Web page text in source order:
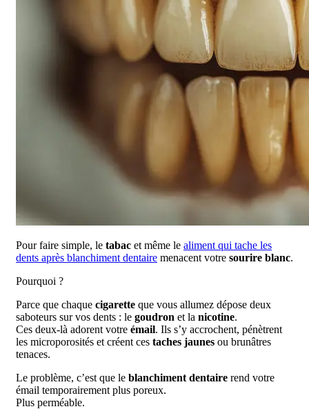
Pour faire simple, le tabac et même le aliment qui tache les
dents après blanchiment dentaire menacent votre sourire blanc.
Pourquoi ?
Parce que chaque cigarette que vous allumez dépose deux
saboteurs sur vos dents : le goudron et la nicotine.
Ces deux-là adorent votre émail. Ils s’y accrochent, pénètrent
les microporosités et créent ces taches jaunes ou brunâtres
tenaces.
Le problème, c’est que le blanchiment dentaire rend votre
émail temporairement plus poreux.
Plus perméable.